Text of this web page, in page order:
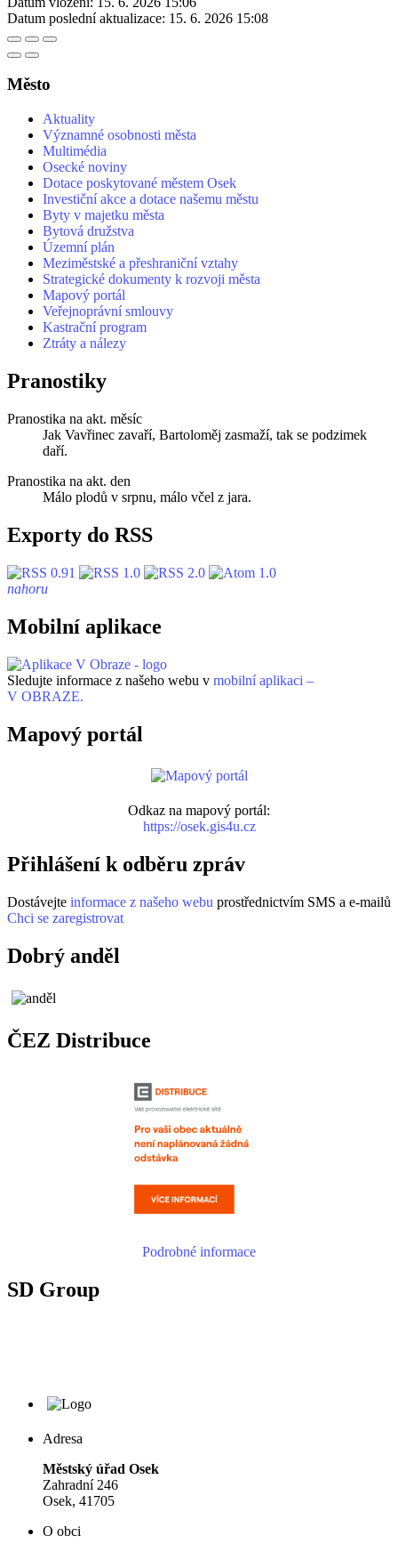
Datum poslední aktualizace: 15. 6. 2026 15:08
Město
Aktuality
Významné osobnosti města
Multimédia
Osecké noviny
Dotace poskytované městem Osek
Investiční akce a dotace našemu městu
Byty v majetku města
Bytová družstva
Územní plán
Meziměstské a přeshraniční vztahy
Strategické dokumenty k rozvoji města
Mapový portál
Veřejnoprávní smlouvy
Kastrační program
Ztráty a nálezy
Pranostiky
Pranostika na akt. měsíc
Jak Vavřinec zavaří, Bartoloměj zasmaží, tak se podzimek
daří.
Pranostika na akt. den
Málo plodů v srpnu, málo včel z jara.
Exporty do RSS
nahoru
Mobilní aplikace
Sledujte informace z našeho webu v mobilní aplikaci –
V OBRAZE.
Mapový portál
Odkaz na mapový portál:
https://osek.gis4u.cz
Přihlášení k odběru zpráv
Dostávejte informace z našeho webu prostřednictvím SMS a e-mailů
Chci se zaregistrovat
Dobrý anděl
ČEZ Distribuce
Podrobné informace
SD Group
Adresa
Městský úřad Osek
Zahradní 246
Osek, 41705
O obci